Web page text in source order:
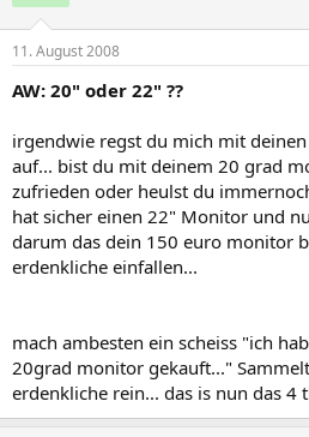
11. August 2008
AW: 20" oder 22" ??
irgendwie regst du mich mit
auf... bist du mit deinem 20 grad
zufrieden oder heulst du
hat sicher einen 22" Monitor und
darum das dein 150 euro monitor
erdenkliche einfallen...
mach ambesten ein scheiss "ich
20grad monitor gekauft..."
erdenkliche rein... das is nun das 4